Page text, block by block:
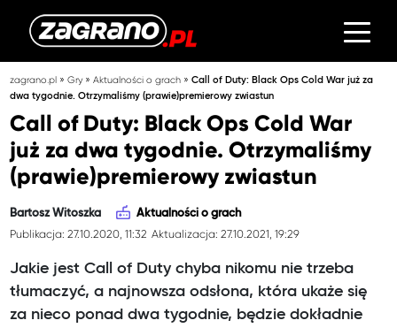
zagrano.pl »Gry»Aktualności o grach »Call of Duty: Black Ops Cold War już za
dwa tygodnie. Otrzymaliśmy (prawie)premierowy zwiastun
Call of Duty: Black Ops Cold War
już za dwa tygodnie. Otrzymaliśmy
(prawie)premierowy zwiastun
Bartosz Witoszka Aktualności o grach
Publikacja: 27.10.2020, 11:32 Aktualizacja: 27.10.2021, 19:29
Jakie jest Call of Duty chyba nikomu nie trzeba
tłumaczyć, a najnowsza odsłona, która ukaże się
za nieco ponad dwa tygodnie, będzie dokładnie